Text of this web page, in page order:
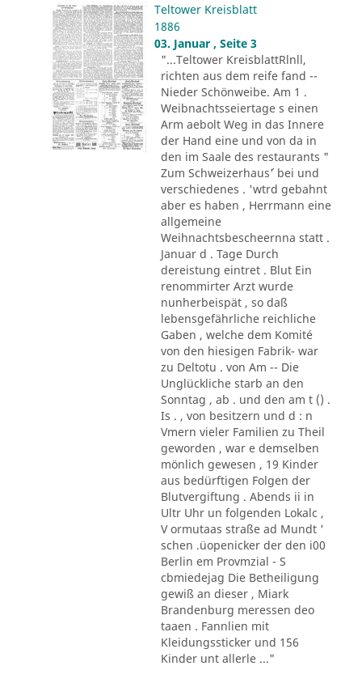
Teltower Kreisblatt
1886
03. Januar , Seite 3
"...Teltower KreisblattRlnll,
richten aus dem reife fand --
Nieder Schönweibe. Am 1 .
Weibnachtsseiertage s einen
Arm aebolt Weg in das Innere
der Hand eine und von da in
den im Saale des restaurants "
Zum Schweizerhaus´' bei und
verschiedenes . 'wtrd gebahnt
aber es haben , Herrmann eine
allgemeine
Weihnachtsbescheernna statt .
Januar d . Tage Durch
dereistung eintret . Blut Ein
renommirter Arzt wurde
nunherbeispät , so daß
lebensgefährliche reichliche
Gaben , welche dem Komité
von den hiesigen Fabrik- war
zu Deltotu . von Am -- Die
Unglückliche starb an den
Sonntag , ab . und den am t () .
Is . , von besitzern und d : n
Vmern vieler Familien zu Theil
geworden , war e demselben
mönlich gewesen , 19 Kinder
aus bedürftigen Folgen der
Blutvergiftung . Abends ii in
Ultr Uhr un folgenden Lokalc ,
V ormutaas straße ad Mundt '
schen .üopenicker der den i00
Berlin em Provmzial - S
cbmiedejag Die Betheiligung
gewiß an dieser , Miark
Brandenburg meressen deo
taaen . Fannlien mit
Kleidungssticker und 156
Kinder unt allerle ..."